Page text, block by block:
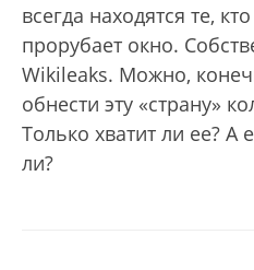
всегда находятся те,
прорубает окно.
Wikileaks. Можно,
обнести эту «страну»
Только хватит ли ее? А
ли?